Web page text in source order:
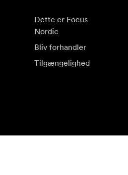
Dette er Focus
Nordic
Bliv forhandler
Tilgængelighed